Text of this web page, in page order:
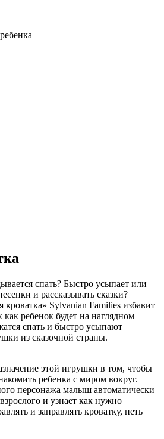
спать? Быстро усыпает или
и рассказывать сказки?
кроватка» Sylvanian Families избавит
как ребенок будет на наглядном
спать и быстро усыпают
из сказочной страны.
этой игрушки в том, чтобы
ребенка с миром вокруг.
персонажа малыш автоматически
и узнает как нужно
и заправлять кроватку, петь